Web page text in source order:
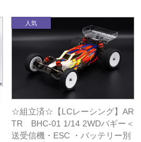
☆組立済☆【LCレーシング】AR
TR BHC-01 1/14 2WDバギー＜
送受信機・ESC ・バッテリー別